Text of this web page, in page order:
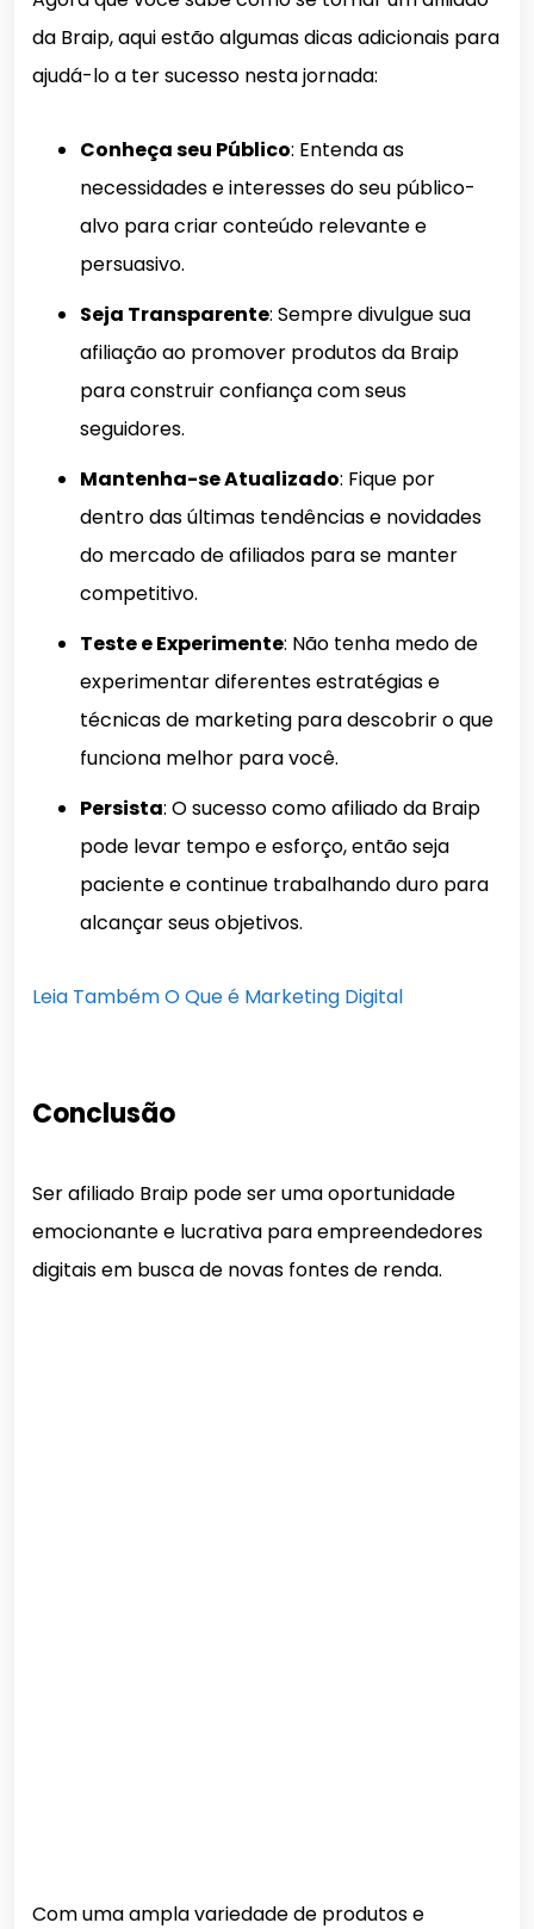
da Braip, aqui estão algumas dicas adicionais para
ajudá-lo a ter sucesso nesta jornada:
Conheça seu Público: Entenda as
necessidades e interesses do seu público-
alvo para criar conteúdo relevante e
persuasivo.
Seja Transparente: Sempre divulgue sua
afiliação ao promover produtos da Braip
para construir confiança com seus
seguidores.
Mantenha-se Atualizado: Fique por
dentro das últimas tendências e novidades
do mercado de afiliados para se manter
competitivo.
Teste e Experimente: Não tenha medo de
experimentar diferentes estratégias e
técnicas de marketing para descobrir o que
funciona melhor para você.
Persista: O sucesso como afiliado da Braip
pode levar tempo e esforço, então seja
paciente e continue trabalhando duro para
alcançar seus objetivos.
Leia Também O Que é Marketing Digital
Conclusão
Ser afiliado Braip pode ser uma oportunidade
emocionante e lucrativa para empreendedores
digitais em busca de novas fontes de renda.
Com uma ampla variedade de produtos e